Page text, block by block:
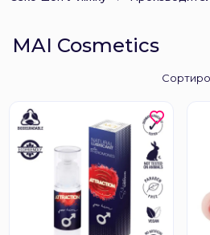
MAI Cosmetics